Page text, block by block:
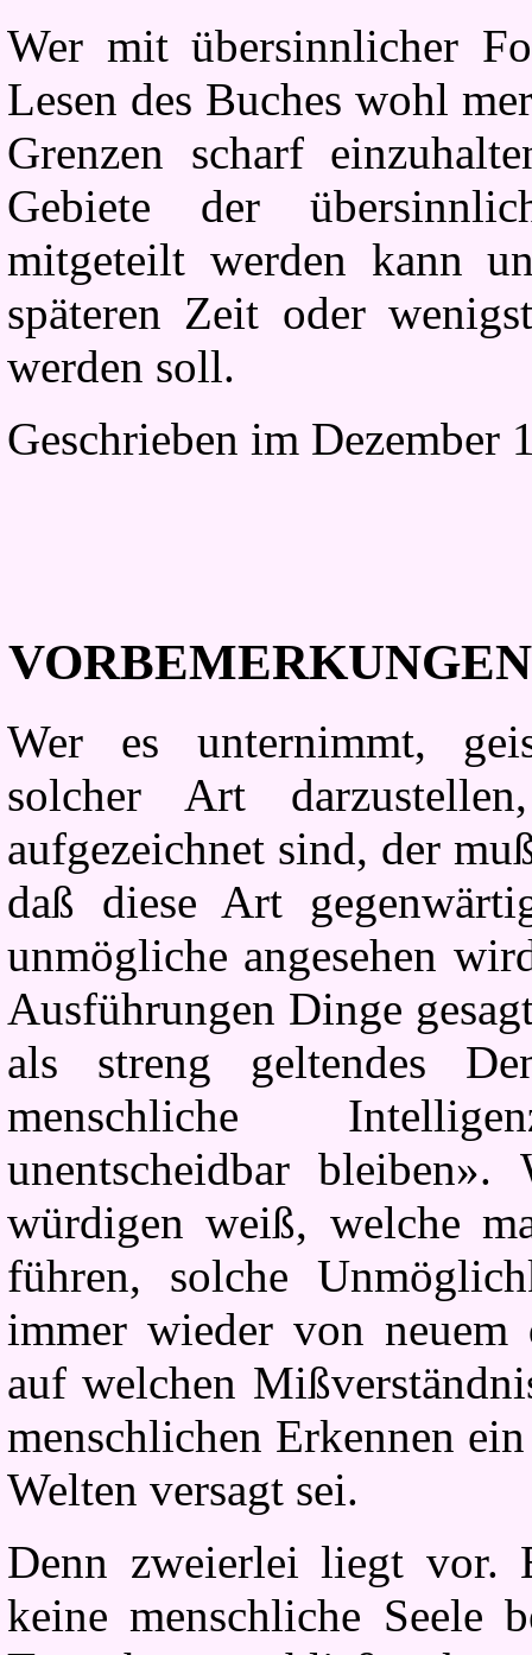
Wer mit übersinnlicher
Lesen des Buches wohl
Grenzen scharf
Gebiete der
mitgeteilt werden kann
späteren Zeit oder
werden soll.
Geschrieben im Dezember
Wer es unternimmt,
solcher Art
aufgezeichnet sind, der
daß diese Art
unmögliche angesehen
Ausführungen Dinge
als streng geltendes
menschliche
unentscheidbar
würdigen weiß, welche
führen, solche
immer wieder von neuem
auf welchen
menschlichen Erkennen
Welten versagt sei.
Denn zweierlei liegt vor.
keine menschliche Seele